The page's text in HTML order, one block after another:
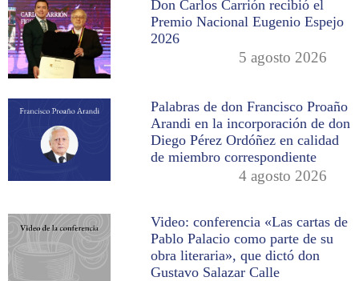
Don Carlos Carrión recibió el
Premio Nacional Eugenio Espejo
2026
5 agosto 2026
Palabras de don Francisco Proaño
Arandi en la incorporación de don
Diego Pérez Ordóñez en calidad
de miembro correspondiente
4 agosto 2026
Video: conferencia «Las cartas de
Pablo Palacio como parte de su
obra literaria», que dictó don
Gustavo Salazar Calle